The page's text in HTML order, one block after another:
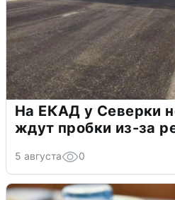
На ЕКАД у Северки
ждут пробки из-за
5 августа 0